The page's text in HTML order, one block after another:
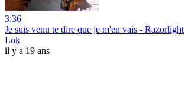
3:36
Je suis venu te dire que je m'en vais - Razorlight
Lok
il y a 19 ans